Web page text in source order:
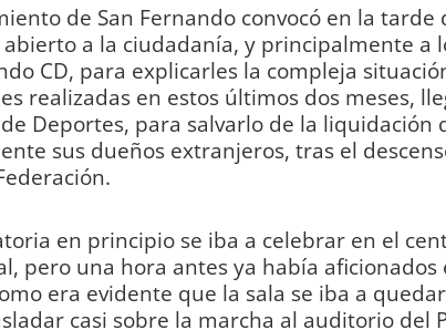
de San Fernando convocó en la tarde
a la ciudadanía, y principalmente a
CD, para explicarles la compleja
realizadas en estos últimos dos meses,
Deportes, para salvarlo de la liquidación
sus dueños extranjeros, tras el
en principio se iba a celebrar en el
pero una hora antes ya había aficionados
era evidente que la sala se iba a
casi sobre la marcha al auditorio del